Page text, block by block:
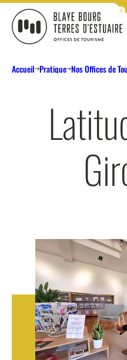
Accueil Pratique Nos Offices de